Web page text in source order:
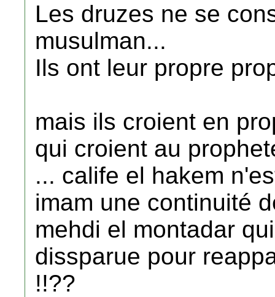
Les druzes ne se
musulman...
Ils ont leur propre
mais ils croient en
qui croient au
... calife el hakem
imam une continuité
mehdi el montadar
dissparue pour
!!??